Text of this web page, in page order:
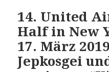
14. United
Half in New
17. März
Jepkosgei